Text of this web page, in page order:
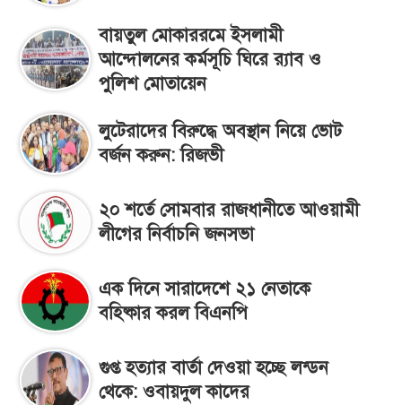
বায়তুল মোকাররমে ইসলামী
আন্দোলনের কর্মসূচি ঘিরে র‌্যাব ও
পুলিশ মোতায়েন
লুটেরাদের বিরুদ্ধে অবস্থান নিয়ে ভোট
বর্জন করুন: রিজভী
২০ শর্তে সোমবার রাজধানীতে আওয়ামী
লীগের নির্বাচনি জনসভা
এক দিনে সারাদেশে ২১ নেতাকে
বহিষ্কার করল বিএনপি
গুপ্ত হত্যার বার্তা দেওয়া হচ্ছে লন্ডন
থেকে: ওবায়দুল কাদের